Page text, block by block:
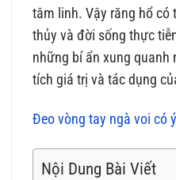
tâm linh. Vậy răng hổ có
thủy và đời sống thực
những bí ẩn xung quanh
tích giá trị và tác dụng
Đeo vòng tay ngà voi có
Nội Dung Bài Viết